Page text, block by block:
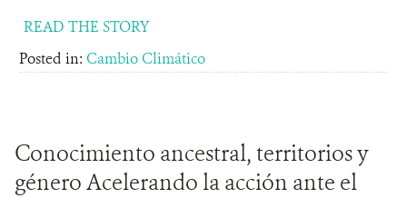
READ THE STORY
Posted in: Cambio Climático
Conocimiento ancestral, territorios y
género Acelerando la acción ante el